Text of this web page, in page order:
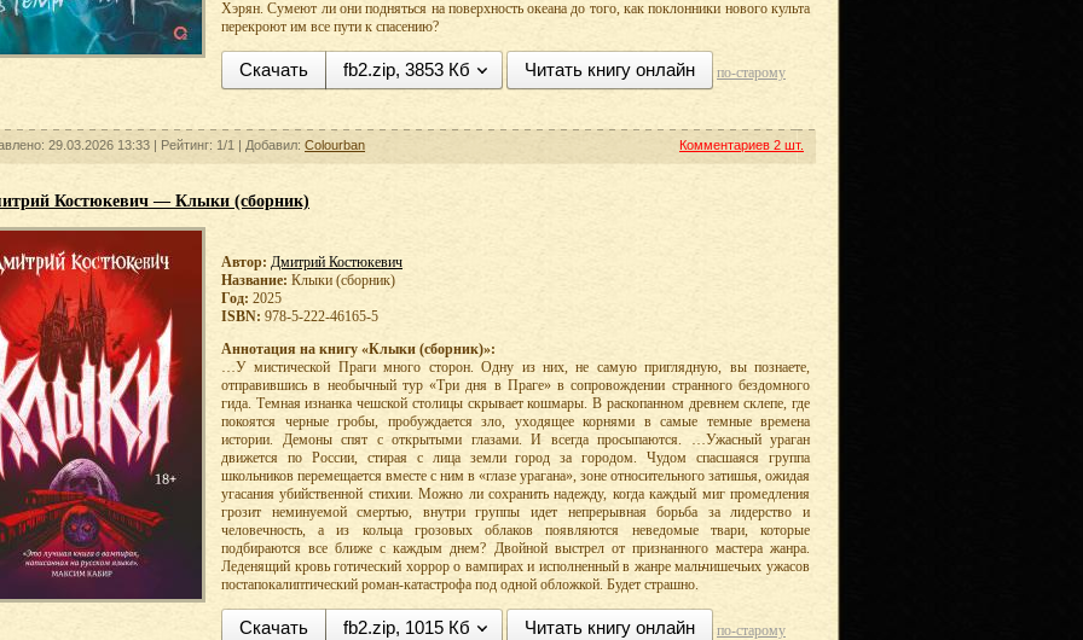
Хэрян. Сумеют ли они подняться на поверхность океана до того, как поклонники нового культа
перекроют им все пути к спасению?
Скачать fb2.zip, 3853 Кб Читать книгу онлайн по-старому
29.03.2026 13:33 | Рейтинг: 1/1 | Добавил: Colourban Комментариев 2 шт.
Костюкевич — Клыки (сборник)
Автор: Дмитрий Костюкевич
Название: Клыки (сборник)
Год: 2025
ISBN: 978-5-222-46165-5
Аннотация на книгу «Клыки (сборник)»:
…У мистической Праги много сторон. Одну из них, не самую приглядную, вы познаете,
отправившись в необычный тур «Три дня в Праге» в сопровождении странного бездомного
гида. Темная изнанка чешской столицы скрывает кошмары. В раскопанном древнем склепе, где
покоятся черные гробы, пробуждается зло, уходящее корнями в самые темные времена
истории. Демоны спят с открытыми глазами. И всегда просыпаются. …Ужасный ураган
движется по России, стирая с лица земли город за городом. Чудом спасшаяся группа
школьников перемещается вместе с ним в «глазе урагана», зоне относительного затишья, ожидая
угасания убийственной стихии. Можно ли сохранить надежду, когда каждый миг промедления
грозит неминуемой смертью, внутри группы идет непрерывная борьба за лидерство и
человечность, а из кольца грозовых облаков появляются неведомые твари, которые
подбираются все ближе с каждым днем? Двойной выстрел от признанного мастера жанра.
Леденящий кровь готический хоррор о вампирах и исполненный в жанре мальчишечьих ужасов
постапокалиптический роман-катастрофа под одной обложкой. Будет страшно.
Скачать fb2.zip, 1015 Кб Читать книгу онлайн по-старому